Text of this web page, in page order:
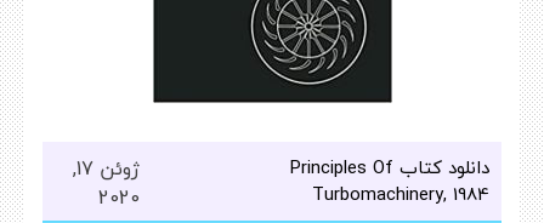
دانلود کتاب Principles Of
Turbomachinery, 1984
ژوئن 17,
2020